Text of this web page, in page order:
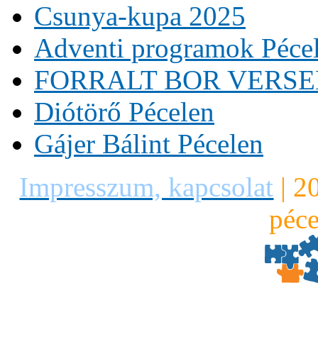
Csunya-kupa 2025
Adventi programok
FORRALT BOR
Diótörő Pécelen
Gájer Bálint Pécelen
Impresszum, kapcsolat |